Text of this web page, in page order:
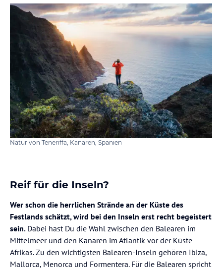
Natur von Teneriffa, Kanaren, Spanien
Reif für die Inseln?
Wer schon die herrlichen Strände an der Küste des
Festlands schätzt, wird bei den Inseln erst recht begeistert
sein. Dabei hast Du die Wahl zwischen den Balearen im
Mittelmeer und den Kanaren im Atlantik vor der Küste
Afrikas. Zu den wichtigsten Balearen-Inseln gehören Ibiza,
Mallorca, Menorca und Formentera. Für die Balearen spricht